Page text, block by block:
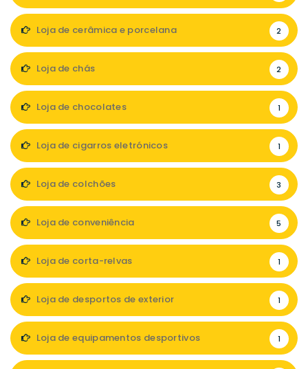
Loja de cerâmica e porcelana 2
Loja de chás 2
Loja de chocolates 1
Loja de cigarros eletrónicos 1
Loja de colchões 3
Loja de conveniência 5
Loja de corta-relvas 1
Loja de desportos de exterior 1
Loja de equipamentos desportivos 1